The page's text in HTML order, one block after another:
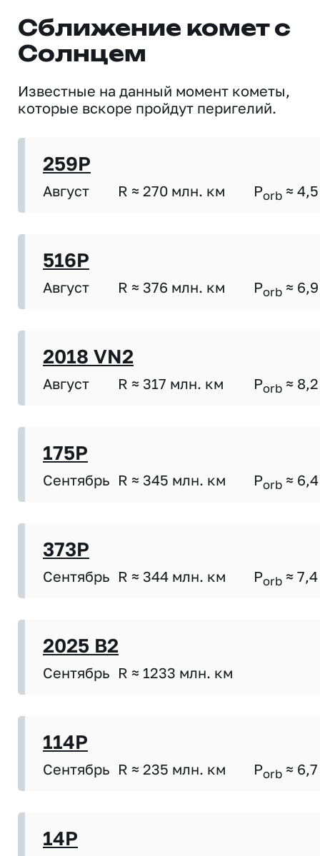
Сближение комет с
Солнцем
Известные на данный момент кометы,
которые вскоре пройдут перигелий.
259P
Август R ≈ 270 млн. км Porb ≈ 4,5
516P
Август R ≈ 376 млн. км Porb ≈ 6,9
2018 VN2
Август R ≈ 317 млн. км Porb ≈ 8,2
175P
Сентябрь R ≈ 345 млн. км Porb ≈ 6,4
373P
Сентябрь R ≈ 344 млн. км Porb ≈ 7,4
2025 B2
Сентябрь R ≈ 1233 млн. км
114P
Сентябрь R ≈ 235 млн. км Porb ≈ 6,7
14P